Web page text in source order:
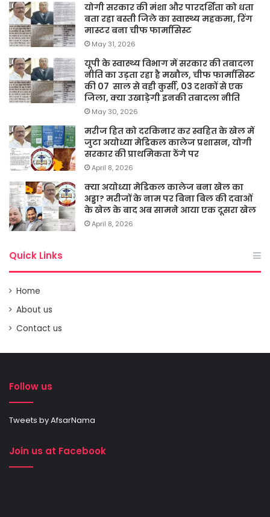
योगी सरकार की मंशा और पारदर्शिता को धता
बता रहा बस्ती जिले का स्वास्थ्य महकमा, रिंग
मास्टर बना चीफ फार्मासिस्ट
May 31, 2026
यूपी के स्वास्थ्य विभाग में सरकार की तबादला
नीति का उड़ता रहा है मखौल, चीफ फार्मासिस्ट
की 07 साल से वही कुर्सी, 03 दशकों से एक
जिला, क्या उखाड़ेगी इनकी तबादला नीति
May 30, 2026
मरीज हित को दरकिनार कर स्वहित के खेल में
जुटा अयोध्या मेडिकल कालेज प्रशासन, योगी
सरकार की प्राथमिकता ठेंगे पर
April 8, 2026
क्या अयोध्या मेडिकल कालेज बना खेल का
अड्डा? मरीजों के नाम पर बिना बिल की दवाओं
के खेल के बाद अब सामने आया एक दूसरा खेल
April 8, 2026
Quick Links
Home
About us
Contact us
Follow us
Tweets by AfsarNama
Join us at Facebook